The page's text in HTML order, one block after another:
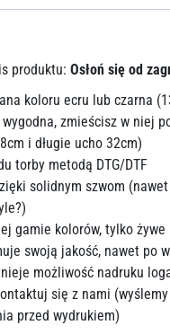
produktu: Osłoń się od
koloru ecru lub czarna
zmieścisz w niej
i długie ucho 32cm)
torby metodą DTG/DTF
solidnym szwom
gamie kolorów, tylko
swoją jakość, nawet po
możliwość nadruku
się z nami
przed wydrukiem)